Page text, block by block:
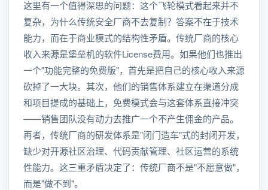
这里有一个值得深思的问题：这个飞轮模式看起来并不
复杂，为什么传统安全厂商不去复制？答案不在于技术
能力，而在于商业模式的结构性矛盾。传统厂商的核心
收入来源是堡垒机的软件License费用。如果他们也推出
一个"功能完整的免费版"，首先是把自己的核心收入来源
砍掉了一大块。其次，他们的销售体系建立在渠道分成
和项目提成的基础上，免费模式会与这套体系直接冲突
——销售团队没有动力去推广一个不产生佣金的产品。
再者，传统厂商的研发体系是"闭门造车"式的封闭开发，
缺少对开源社区治理、代码贡献管理、社区运营的系统
性能力。这三重矛盾决定了：传统厂商不是"不愿意做"，
而是"做不到"。